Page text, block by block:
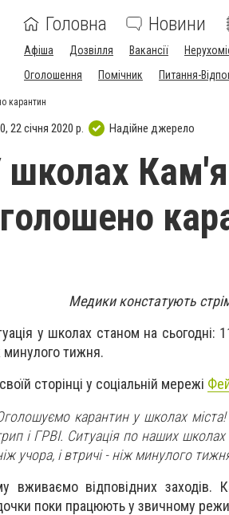
Головна Новини
Афіша Дозвілля Вакансії
Оголошення
Помічник Питання-
карантин
22 січня 2020 р. Надійне джерело
школах
Медики констатують
у школах станом на сьогодні:
минулого тижня.
сторінці у соціальній мережі
карантин у школах міста!
і ГРВІ. Ситуація по наших
учора, і втричі - ніж минулого
вживаємо відповідних
поки працюють у звичному